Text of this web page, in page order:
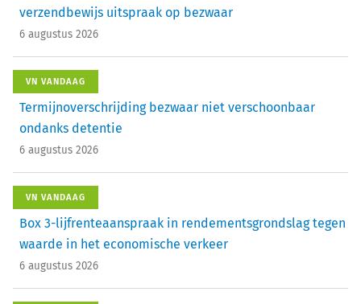
verzendbewijs uitspraak op bezwaar
6 augustus 2026
VN VANDAAG
Termijnoverschrijding bezwaar niet verschoonbaar
ondanks detentie
6 augustus 2026
VN VANDAAG
Box 3-lijfrenteaanspraak in rendementsgrondslag tegen
waarde in het economische verkeer
6 augustus 2026